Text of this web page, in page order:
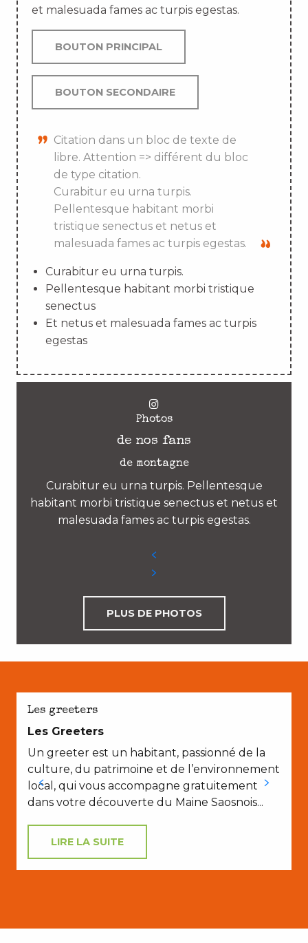
et malesuada fames ac turpis egestas.
BOUTON PRINCIPAL
BOUTON SECONDAIRE
Citation dans un bloc de texte de
libre. Attention => différent du bloc
de type citation.
Curabitur eu urna turpis.
Pellentesque habitant morbi
tristique senectus et netus et
malesuada fames ac turpis egestas.
Curabitur eu urna turpis.
Pellentesque habitant morbi tristique
senectus
Et netus et malesuada fames ac turpis
egestas
Photos
de nos fans
de montagne
Curabitur eu urna turpis. Pellentesque
habitant morbi tristique senectus et netus et
malesuada fames ac turpis egestas.
PLUS DE PHOTOS
Les greeters
Les Greeters
Un greeter est un habitant, passionné de la
culture, du patrimoine et de l’environnement
local, qui vous accompagne gratuitement
dans votre découverte du Maine Saosnois...
LIRE LA SUITE